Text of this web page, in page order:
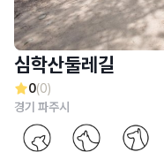
심학산둘레길
0(0)
경기 파주시